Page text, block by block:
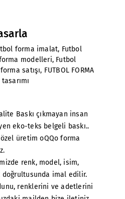
forma imalat, Futbol
modelleri, Futbol
satışı, FUTBOL FORMA
Baskı çıkmayan insan
eko-teks belgeli baskı..
üretim oQQo forma
renk, model, isim,
doğrultusunda imal edilir.
renklerini ve adetlerini